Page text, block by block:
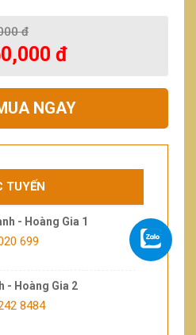
đ
đ
NGAY
TUYẾN
- Hoàng Gia 1
699
- Hoàng Gia 2
8484